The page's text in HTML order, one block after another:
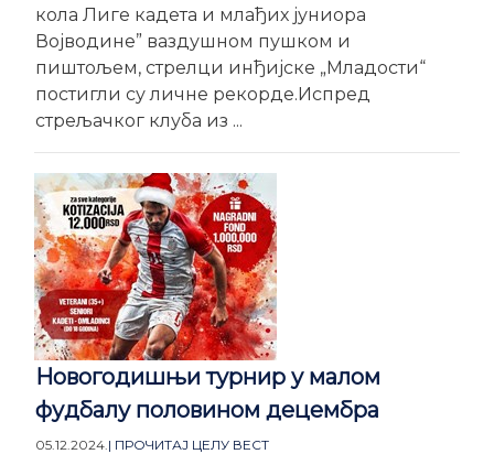
кола Лиге кадета и млађих јуниора
Војводине” ваздушном пушком и
пиштољем, стрелци инђијске „Младости“
постигли су личне рекорде.Испред
стрељачког клуба из ...
Новогодишњи турнир у малом
фудбалу половином децембра
05.12.2024. | ПРОЧИТАЈ ЦЕЛУ ВЕСТ